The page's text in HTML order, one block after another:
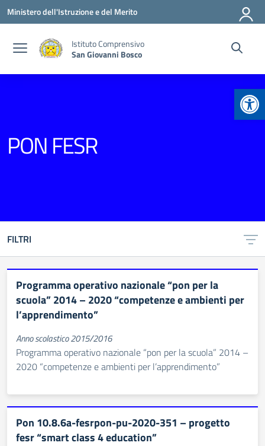
Vai ai contenuti
Vai al menu di navigazione
Vai al footer
Ministero dell'Istruzione e del Merito
Istituto Comprensivo
San Giovanni Bosco
PON FESR
FILTRI
Programma operativo nazionale “pon per la
scuola” 2014 – 2020 “competenze e ambienti per
l’apprendimento”
Anno scolastico 2015/2016
Programma operativo nazionale “pon per la scuola” 2014 –
2020 “competenze e ambienti per l’apprendimento”
Pon 10.8.6a-fesrpon-pu-2020-351 – progetto
fesr “smart class 4 education”